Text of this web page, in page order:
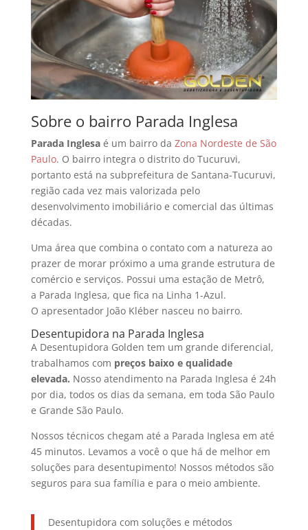
Sobre o bairro Parada Inglesa
Parada Inglesaé um bairro da Zona Nordeste de São
Paulo. O bairro integra o distrito do Tucuruvi,
portanto está na subprefeitura de Santana-Tucuruvi,
região cada vez mais valorizada pelo
desenvolvimento imobiliário e comercial das últimas
décadas.
Uma área que combina o contato com a natureza ao
prazer de morar próximo a uma grande estrutura de
comércio e serviços. Possui uma estação de Metrô,
a Parada Inglesa, que fica na Linha 1-Azul.
O apresentador João Kléber nasceu no bairro.
Desentupidora na Parada Inglesa
A Desentupidora Golden tem um grande diferencial,
trabalhamos com preços baixo e qualidade
elevada. Nosso atendimento na Parada Inglesa é 24h
por dia, todos os dias da semana, em toda São Paulo
e Grande São Paulo.
Nossos técnicos chegam até a Parada Inglesa em até
45 minutos. Levamos a você o que há de melhor em
soluções para desentupimento! Nossos métodos são
seguros para sua família e para o meio ambiente.
Desentupidora com soluções e métodos